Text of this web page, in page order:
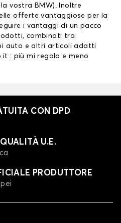
vostra BMW). Inoltre
offerte vantaggiose per la
i vantaggi di un pacco
combinati tra
auto e altri articoli adatti
: più mi regalo e meno
CON DPD
U.E.
PRODUTTORE